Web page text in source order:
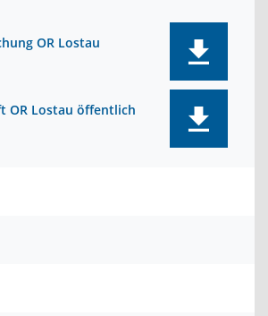
OR Lostau
OR Lostau öffentlich